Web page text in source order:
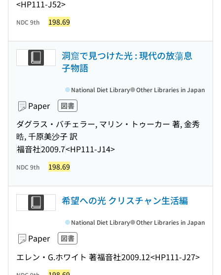
<HP111-J52>
NDC 9th 198.69
洞窟で見つけた光 : 現代の放蕩息
子物語
Paper 図書
ダグラス・バチェラー, マリン・トゥーカー 著, 金秀
晧, 千原美沙子 訳
福音社2009.7<HP111-J14>
National Diet Library Other Libraries in Japan
NDC 9th 198.69
希望への光 クリスチャン生活編
Paper 図書
エレン・G.ホワイト 著福音社2009.12<HP111-J27>
National Diet Library Other Libraries in Japan